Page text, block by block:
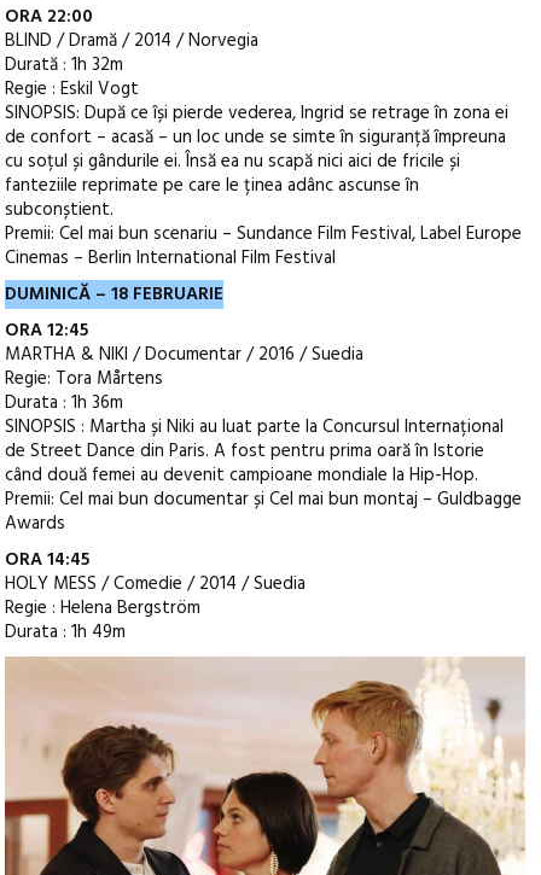
ORA 22:00
BLIND / Dramă / 2014 / Norvegia
Durată : 1h 32m
Regie : Eskil Vogt
SINOPSIS: După ce își pierde vederea, Ingrid se retrage în zona ei
de confort – acasă – un loc unde se simte în siguranță împreuna
cu soțul și gândurile ei. Însă ea nu scapă nici aici de fricile și
fanteziile reprimate pe care le ținea adânc ascunse în
subconștient.
Premii: Cel mai bun scenariu – Sundance Film Festival, Label Europe
Cinemas – Berlin International Film Festival
DUMINICĂ – 18 FEBRUARIE
ORA 12:45
MARTHA & NIKI / Documentar / 2016 / Suedia
Regie: Tora Mårtens
Durata : 1h 36m
SINOPSIS : Martha și Niki au luat parte la Concursul Internațional
de Street Dance din Paris. A fost pentru prima oară în Istorie
când două femei au devenit campioane mondiale la Hip-Hop.
Premii: Cel mai bun documentar și Cel mai bun montaj – Guldbagge
Awards
ORA 14:45
HOLY MESS / Comedie / 2014 / Suedia
Regie : Helena Bergström
Durata : 1h 49m